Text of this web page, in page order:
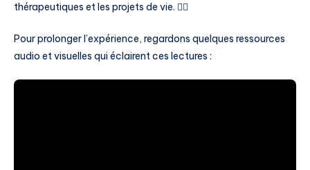
thérapeutiques et les projets de vie. 🧘‍♀️
Pour prolonger l’expérience, regardons quelques ressources
audio et visuelles qui éclairent ces lectures :